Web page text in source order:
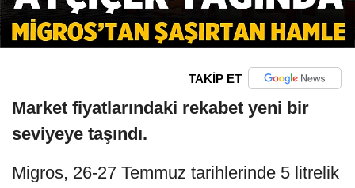
TAKİP ET
Market fiyatlarındaki rekabet yeni bir
seviyeye taşındı.
Migros, 26-27 Temmuz tarihlerinde 5 litrelik